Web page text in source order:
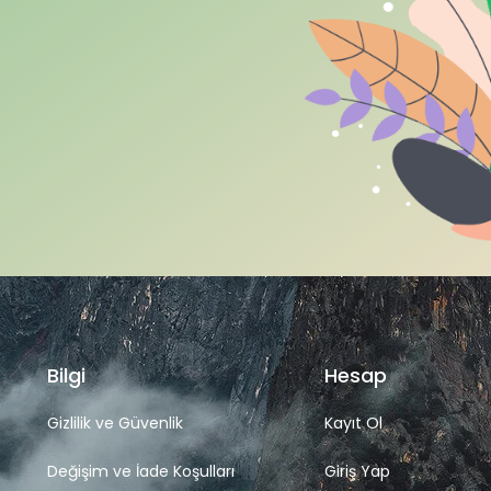
Bilgi
Gizlilik ve Güvenlik
Değişim ve İade Koşulları
Hesap
Kayıt Ol
Giriş Yap